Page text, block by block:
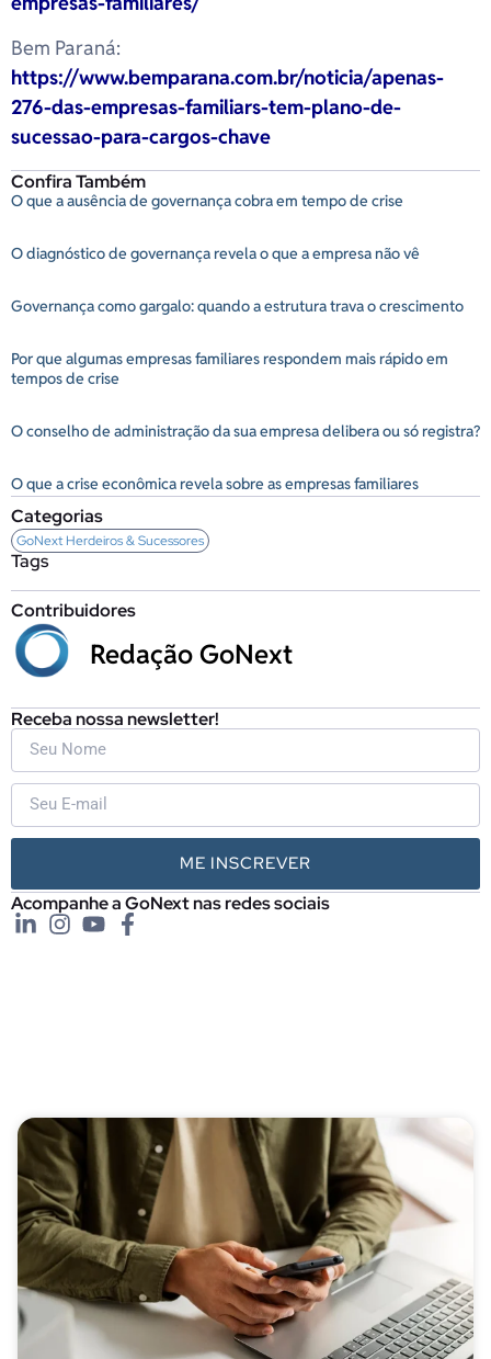
Categorias
GoNext Herdeiros & Sucessores
Tags
Contribuidores
Redação GoNext
Receba nossa newsletter!
ME INSCREVER
Acompanhe a GoNext nas redes sociais
Confira Também
O que a ausência de governança cobra em tempo de crise
O diagnóstico de governança revela o que a empresa não vê
Governança como gargalo: quando a estrutura trava o crescimento
Por que algumas empresas familiares respondem mais rápido em
tempos de crise
O conselho de administração da sua empresa delibera ou só registra?
O que a crise econômica revela sobre as empresas familiares
Bem Paraná:
https://www.bemparana.com.br/noticia/apenas-
276-das-empresas-familiars-tem-plano-de-
sucessao-para-cargos-chave